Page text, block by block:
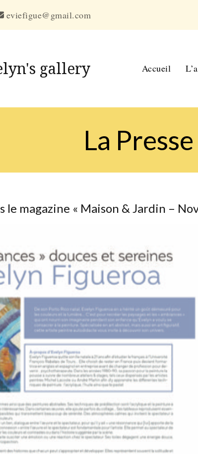
eviefigue@gmail.com
gallery Accueil
La
le magazine « Maison & Jardin –